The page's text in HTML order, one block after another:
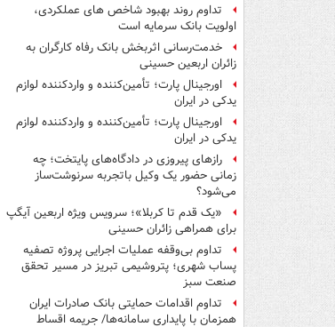
تداوم روند بهبود شاخص های عملکردی،
اولویت بانک سرمایه است
خدمت‌رسانی اثربخش بانک رفاه کارگران به
زائران اربعین حسینی
اورجینال پارت؛ تأمین‌کننده و واردکننده لوازم
یدکی در ایران
اورجینال پارت؛ تأمین‌کننده و واردکننده لوازم
یدکی در ایران
رازهای پیروزی در دادگاه‌های پایتخت؛ چه
زمانی حضور یک وکیل باتجربه سرنوشت‌ساز
می‌شود؟
«یک قدم تا کربلا»؛ سرویس ویژه اربعین آیگپ
برای همراهی زائران حسینی
تداوم بی‌وقفه عملیات اجرایی پروژه تصفیه
پساب شهری؛ پتروشیمی تبریز در مسیر تحقق
صنعت سبز
تداوم اقدامات حمایتی بانک صادرات ایران
همزمان با پایداری سامانه‌ها/ جریمه اقساط